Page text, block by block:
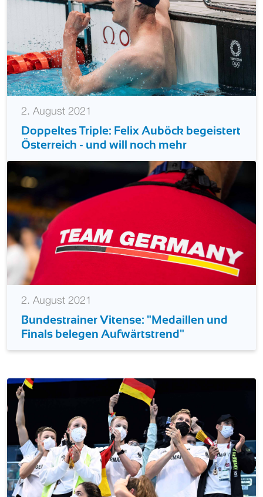
2. August 2021
Doppeltes Triple: Felix Auböck begeistert
Österreich - und will noch mehr
2. August 2021
Bundestrainer Vitense: "Medaillen und
Finals belegen Aufwärtstrend"